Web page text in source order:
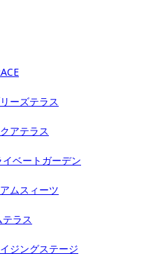
ーズテラス
アテラス
ベートガーデン
ムスィーツ
ラス
ジングステージ